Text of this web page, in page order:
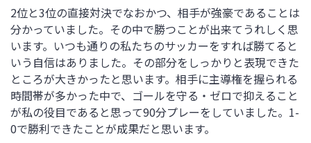
2位と3位の直接対決でなおかつ、相手が強豪であることは
分かっていました。その中で勝つことが出来てうれしく思
います。いつも通りの私たちのサッカーをすれば勝てると
いう自信はありました。その部分をしっかりと表現できた
ところが大きかったと思います。相手に主導権を握られる
時間帯が多かった中で、ゴールを守る・ゼロで抑えること
が私の役目であると思って90分プレーをしていました。1-
0で勝利できたことが成果だと思います。